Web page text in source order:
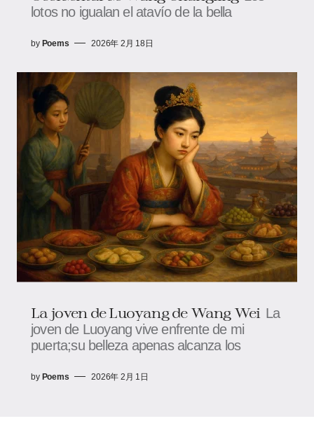
lotos no igualan el atavío de la bella
by Poems 2026年 2月 18日
La joven de Luoyang de Wang Wei La
joven de Luoyang vive enfrente de mi
puerta;su belleza apenas alcanza los
by Poems 2026年 2月 1日